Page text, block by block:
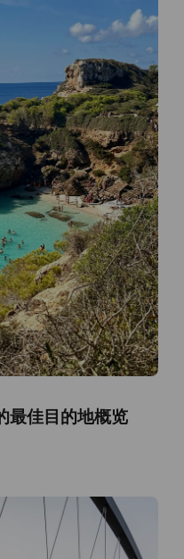
最佳目的地概览